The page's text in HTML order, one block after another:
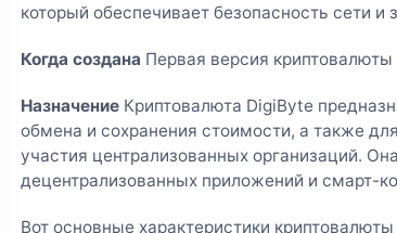
который обеспечивает безопасность сети и
Когда создана Первая версия
НазначениеКриптовалюта DigiByte
обмена и сохранения стоимости, а также
участия централизованных организаций.
децентрализованных приложений и смарт-
Вот основные характеристики